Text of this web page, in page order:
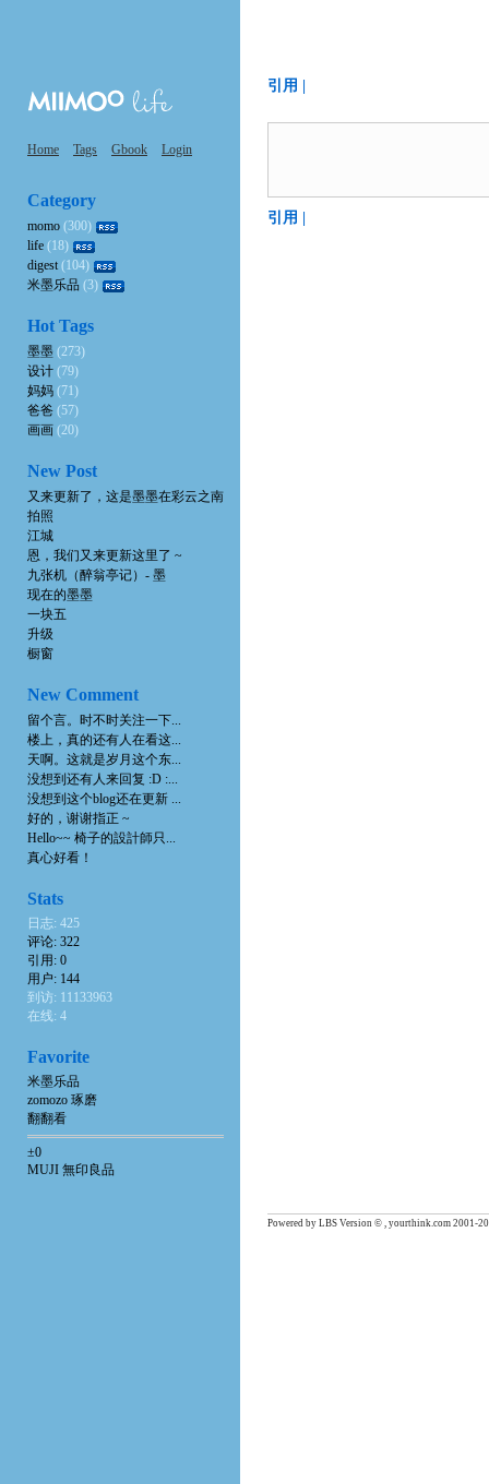
Home Tags Gbook Login
引用 |
引用 |
Category
momo (300)
life (18)
digest(104)
米墨乐品 (3)
Hot Tags
墨墨 (273)
设计 (79)
妈妈 (71)
爸爸 (57)
画画 (20)
New Post
又来更新了，这是墨墨在彩云之南
拍照
江城
恩，我们又来更新这里了 ~
九张机（醉翁亭记）- 墨
现在的墨墨
一块五
升级
橱窗
New Comment
留个言。时不时关注一下...
楼上，真的还有人在看这...
天啊。这就是岁月这个东...
没想到还有人来回复 :D :...
没想到这个blog还在更新 ...
好的，谢谢指正 ~
Hello~~ 椅子的設計師只...
真心好看！
Stats
日志: 425
评论: 322
引用: 0
用户: 144
到访: 11133963
在线: 4
Favorite
米墨乐品
zomozo 琢磨
翻翻看
±0
MUJI 無印良品
Powered by LBS Version © , yourthink.com 2001-